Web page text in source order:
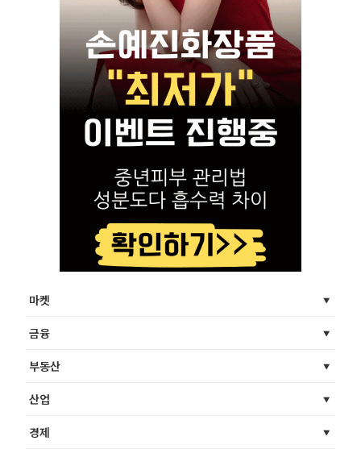
마켓
금융
부동산
산업
경제